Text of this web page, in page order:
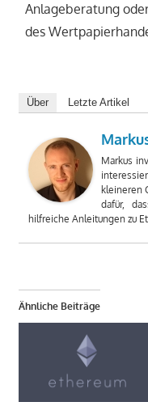
Anlageberatung
des
Über Letzte Artikel
Markus
kleineren
dafür,
hilfreiche Anleitungen zu
Ähnliche Beiträge